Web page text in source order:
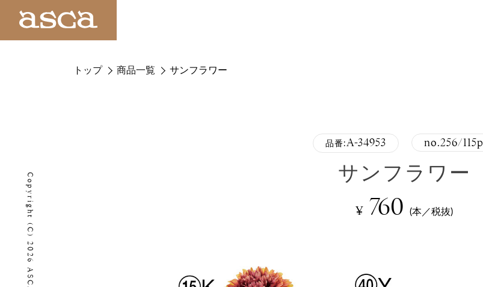
トップ 商品一覧 サンフラワー
品番:A-34953 no.256/115p
サンフラワー
¥ 760 (本／税抜)